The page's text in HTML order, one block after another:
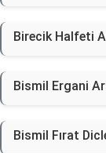
Birecik Halfeti
Bismil Ergani
Bismil Fırat